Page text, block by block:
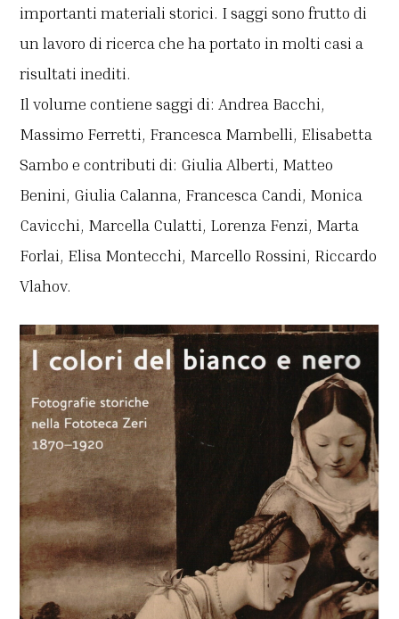
importanti materiali storici. I saggi sono frutto di
un lavoro di ricerca che ha portato in molti casi a
risultati inediti.
Il volume contiene saggi di: Andrea Bacchi,
Massimo Ferretti, Francesca Mambelli, Elisabetta
Sambo e contributi di: Giulia Alberti, Matteo
Benini, Giulia Calanna, Francesca Candi, Monica
Cavicchi, Marcella Culatti, Lorenza Fenzi, Marta
Forlai, Elisa Montecchi, Marcello Rossini, Riccardo
Vlahov.